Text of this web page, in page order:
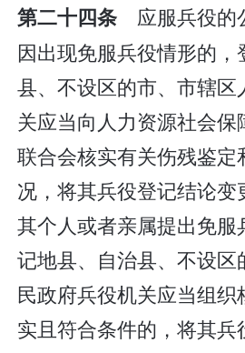
第二十四条 应服兵役的
因出现免服兵役情形的
县、不设区的市、市辖
关应当向人力资源社会保
联合会核实有关伤残鉴
况，将其兵役登记结论变
其个人或者亲属提出免服
记地县、自治县、不设区
民政府兵役机关应当组织
实且符合条件的，将其兵